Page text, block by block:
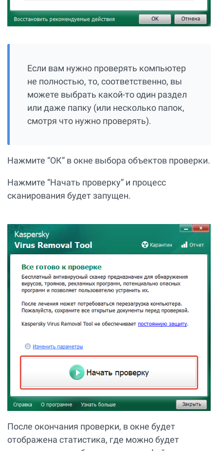
Если вам нужно проверять компьютер
не полностью, то, соответственно, вы
можете выбрать какой-то один раздел
или даже папку (или несколько папок,
смотря что нужно проверять).
Нажмите “ОК” в окне выбора объектов проверки.
Нажмите “Начать проверку” и процесс
сканирования будет запущен.
После окончания проверки, в окне будет
отображена статистика, где можно будет